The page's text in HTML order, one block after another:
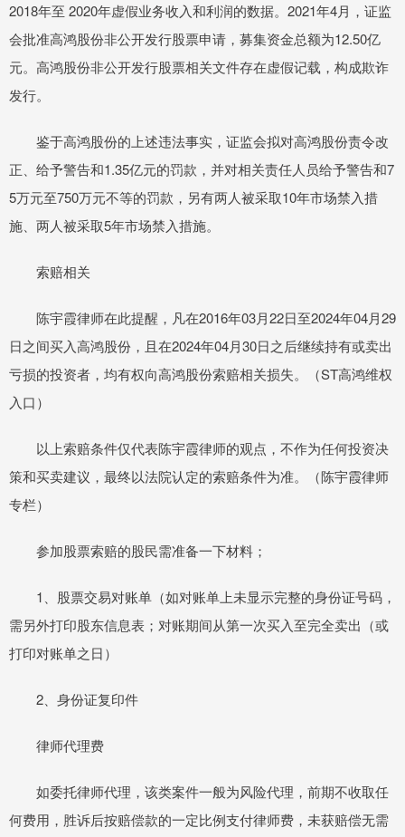
2018年至 2020年虚假业务收入和利润的数据。2021年4月，证监
会批准高鸿股份非公开发行股票申请，募集资金总额为12.50亿
元。高鸿股份非公开发行股票相关文件存在虚假记载，构成欺诈
发行。
鉴于高鸿股份的上述违法事实，证监会拟对高鸿股份责令改
正、给予警告和1.35亿元的罚款，并对相关责任人员给予警告和7
5万元至750万元不等的罚款，另有两人被采取10年市场禁入措
施、两人被采取5年市场禁入措施。
索赔相关
陈宇霞律师在此提醒，凡在2016年03月22日至2024年04月29
日之间买入高鸿股份，且在2024年04月30日之后继续持有或卖出
亏损的投资者，均有权向高鸿股份索赔相关损失。（ST高鸿维权
入口）
以上索赔条件仅代表陈宇霞律师的观点，不作为任何投资决
策和买卖建议，最终以法院认定的索赔条件为准。（陈宇霞律师
专栏）
参加股票索赔的股民需准备一下材料；
1、股票交易对账单（如对账单上未显示完整的身份证号码，
需另外打印股东信息表；对账期间从第一次买入至完全卖出（或
打印对账单之日）
2、身份证复印件
律师代理费
如委托律师代理，该类案件一般为风险代理，前期不收取任
何费用，胜诉后按赔偿款的一定比例支付律师费，未获赔偿无需